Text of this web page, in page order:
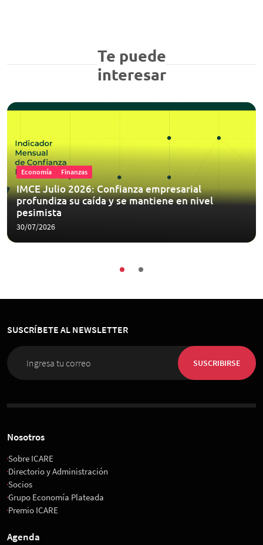
Te puede
interesar
Economía Finanzas
IMCE Julio 2026: Confianza empresarial
profundiza su caída y se mantiene en nivel
pesimista
30/07/2026
SUSCRÍBETE AL NEWSLETTER
SUSCRIBIRSE
Nosotros
Sobre ICARE
Directorio y Administración
Socios
Grupo Economía Plateada
Premio ICARE
Agenda